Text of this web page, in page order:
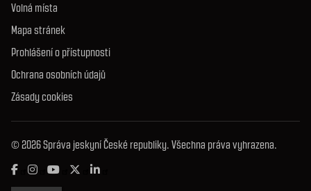
Volná místa
Mapa stránek
Prohlášení o přístupnosti
Ochrana osobních údajů
Zásady cookies
© 2026 Správa jeskyní České republiky. Všechna práva vyhrazena.